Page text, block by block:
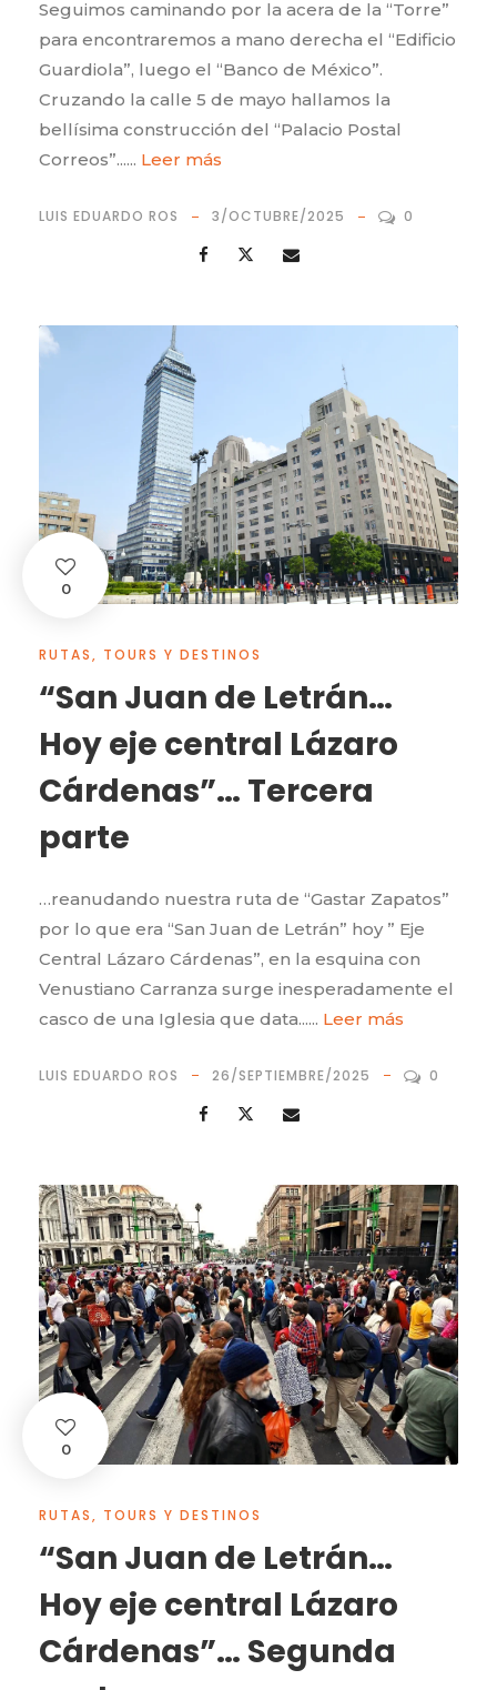
Seguimos caminando por la acera de la “Torre”
para encontraremos a mano derecha el “Edificio
Guardiola”, luego el “Banco de México”.
Cruzando la calle 5 de mayo hallamos la
bellísima construcción del “Palacio Postal
Correos”...... Leer más
LUIS EDUARDO ROS 3/OCTUBRE/2025 0
0
RUTAS, TOURS Y DESTINOS
“San Juan de Letrán…
Hoy eje central Lázaro
Cárdenas”… Tercera
parte
…reanudando nuestra ruta de “Gastar Zapatos”
por lo que era “San Juan de Letrán” hoy ” Eje
Central Lázaro Cárdenas”, en la esquina con
Venustiano Carranza surge inesperadamente el
casco de una Iglesia que data...... Leer más
LUIS EDUARDO ROS 26/SEPTIEMBRE/2025 0
0
RUTAS, TOURS Y DESTINOS
“San Juan de Letrán…
Hoy eje central Lázaro
Cárdenas”… Segunda